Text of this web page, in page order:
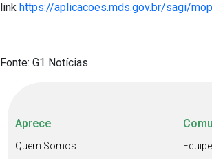
link https://aplicacoes.mds.gov.br/sagi/
Fonte: G1 Notícias.
Aprece
Quem Somos Equipe